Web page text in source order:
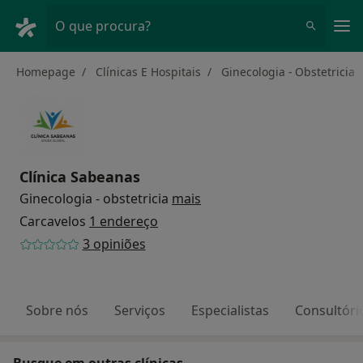
O que procura?
Homepage Clínicas E Hospitais Ginecologia - Obstetricia
Clínica Sabeanas
Ginecologia - obstetricia mais
Carcavelos 1 endereço
3 opiniões
Sobre nós Serviços Especialistas